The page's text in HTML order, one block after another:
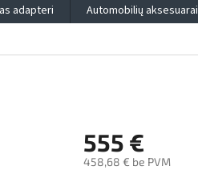
adapteri Automobilių aksesuarai
555 €
458,68 € be PVM